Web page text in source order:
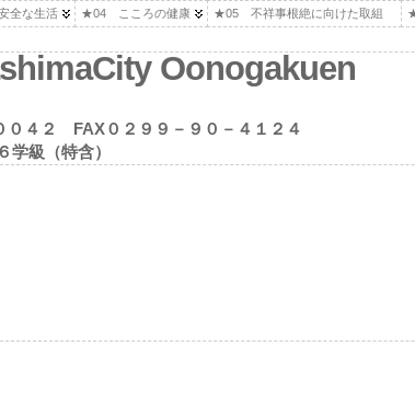
な生活 ★04 こころの健康 ★05 不祥事根絶に向けた取組
Oonogakuen
４２ FAX０２９９－９０－４１２４
級（特含）